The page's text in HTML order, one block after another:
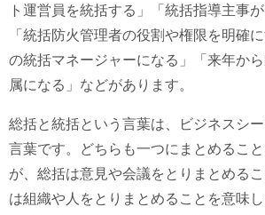
ト運営員を統括する」「統括指導主事が
「統括防火管理者の役割や権限を明確
の統括マネージャーになる」「来年か
属になる」などがあります。
総括と統括という言葉は、ビジネスシ
言葉です。どちらも一つにまとめるこ
が、総括は意見や会議をとりまとめる
は組織や人をとりまとめることを意味